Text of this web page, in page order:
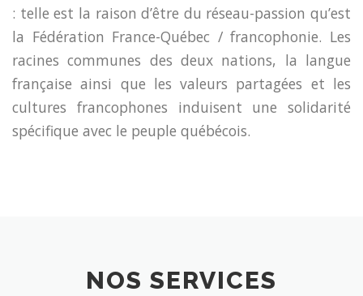
: telle est la raison d’être du réseau-passion qu’est
la Fédération France-Québec / francophonie. Les
racines communes des deux nations, la langue
française ainsi que les valeurs partagées et les
cultures francophones induisent une solidarité
spécifique avec le peuple québécois.
NOS SERVICES